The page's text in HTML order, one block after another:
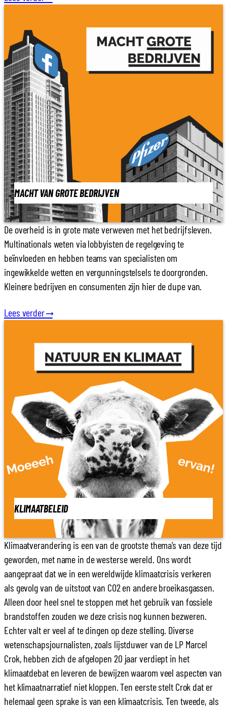
MACHT VAN GROTE BEDRIJVEN
De overheid is in grote mate verweven met het bedrijfsleven.
Multinationals weten via lobbyisten de regelgeving te
beïnvloeden en hebben teams van specialisten om
ingewikkelde wetten en vergunningstelsels te doorgronden.
Kleinere bedrijven en consumenten zijn hier de dupe van.
Lees verder⟶
KLIMAATBELEID
Klimaatverandering is een van de grootste thema’s van deze tijd
geworden, met name in de westerse wereld. Ons wordt
aangepraat dat we in een wereldwijde klimaatcrisis verkeren
als gevolg van de uitstoot van CO2 en andere broeikasgassen.
Alleen door heel snel te stoppen met het gebruik van fossiele
brandstoffen zouden we deze crisis nog kunnen bezweren.
Echter valt er veel af te dingen op deze stelling. Diverse
wetenschapsjournalisten, zoals lijstduwer van de LP Marcel
Crok, hebben zich de afgelopen 20 jaar verdiept in het
klimaatdebat en leveren de bewijzen waarom veel aspecten van
het klimaatnarratief niet kloppen. Ten eerste stelt Crok dat er
helemaal geen sprake is van een klimaatcrisis. Ten tweede, als